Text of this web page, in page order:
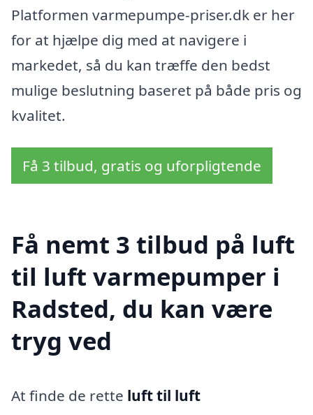
Platformen varmepumpe-priser.dk er her
for at hjælpe dig med at navigere i
markedet, så du kan træffe den bedst
mulige beslutning baseret på både pris og
kvalitet.
Få 3 tilbud, gratis og uforpligtende
Få nemt 3 tilbud på luft
til luft varmepumper i
Radsted, du kan være
tryg ved
At finde de rette luft til luft